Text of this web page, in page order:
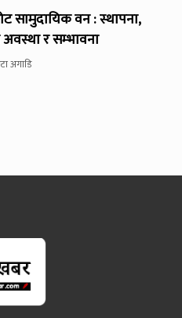
सामुदायिक वन : स्थापना,
अवस्था र सम्भावना
अगाडि